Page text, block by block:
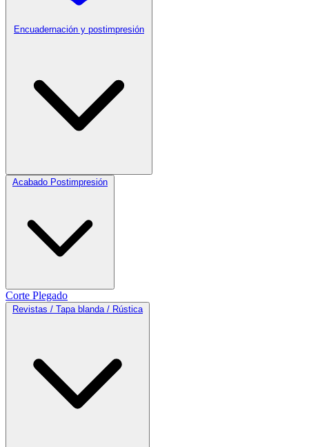
Encuadernación y postimpresión
Acabado Postimpresión
Corte Plegado
Revistas / Tapa blanda / Rústica